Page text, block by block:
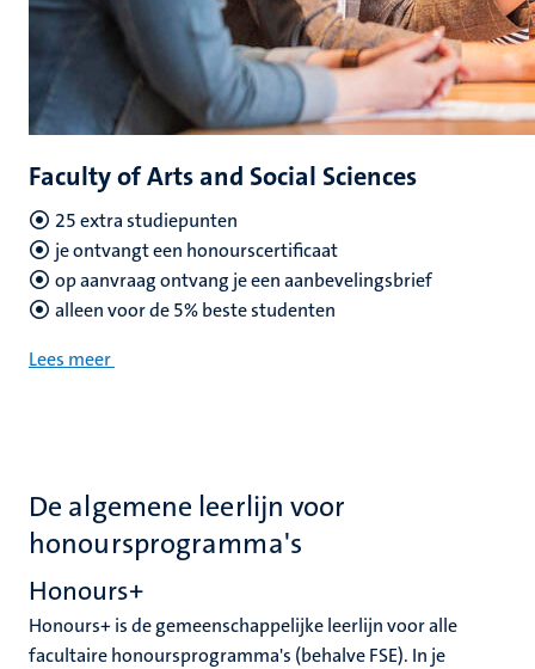
Faculty of Arts and Social Sciences
25 extra studiepunten
je ontvangt een honourscertificaat
op aanvraag ontvang je een aanbevelingsbrief
alleen voor de 5% beste studenten
Lees meer
De algemene leerlijn voor
honoursprogramma's
Honours+
Honours+ is de gemeenschappelijke leerlijn voor alle
facultaire honoursprogramma's (behalve FSE). In je